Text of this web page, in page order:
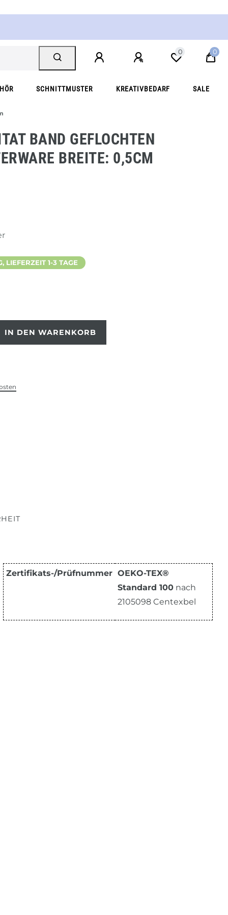
0 0
SCHNITTMUSTER KREATIVBEDARF SALE
BAND GEFLOCHTEN
BREITE: 0,5CM
LIEFERZEIT 1-3 TAGE
IN DEN WARENKORB
Zertifikats-/Prüfnummer OEKO-TEX®
Standard 100 nach
2105098 Centexbel